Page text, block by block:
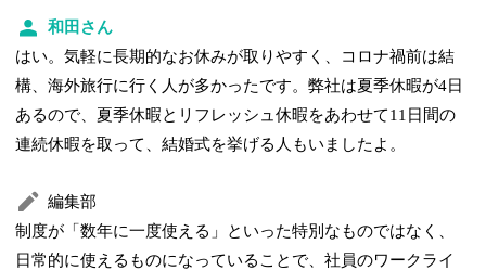
和田さん
はい。気軽に長期的なお休みが取りやすく、コロナ禍前は結
構、海外旅行に行く人が多かったです。弊社は夏季休暇が4日
あるので、夏季休暇とリフレッシュ休暇をあわせて11日間の
連続休暇を取って、結婚式を挙げる人もいましたよ。
編集部
制度が「数年に一度使える」といった特別なものではなく、
日常的に使えるものになっていることで、社員のワークライ